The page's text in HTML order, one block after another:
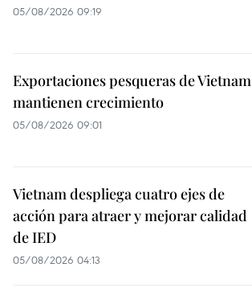
05/08/2026 09:19
Exportaciones pesqueras de Vietnam
mantienen crecimiento
05/08/2026 09:01
Vietnam despliega cuatro ejes de
acción para atraer y mejorar calidad
de IED
05/08/2026 04:13